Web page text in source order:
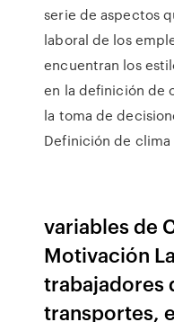
serie de aspectos
laboral de los
encuentran los
en la definición de
la toma de
Definición de clima
variables de
Motivación
trabajadores
transportes,